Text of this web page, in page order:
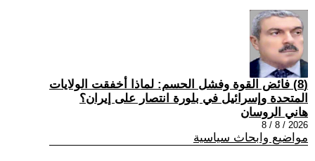
(8) فائض القوة وفشل الحسم: لماذا أخفقت الولايات
المتحدة وإسرائيل في بلورة انتصار على إيران؟
هاني الروسان
2026 / 8 / 8
مواضيع وابحاث سياسية